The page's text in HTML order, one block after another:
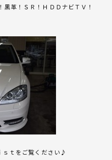
黒革！ＳＲ！ＨＤＤナビＴＶ！
ｓｔをご覧ください♪